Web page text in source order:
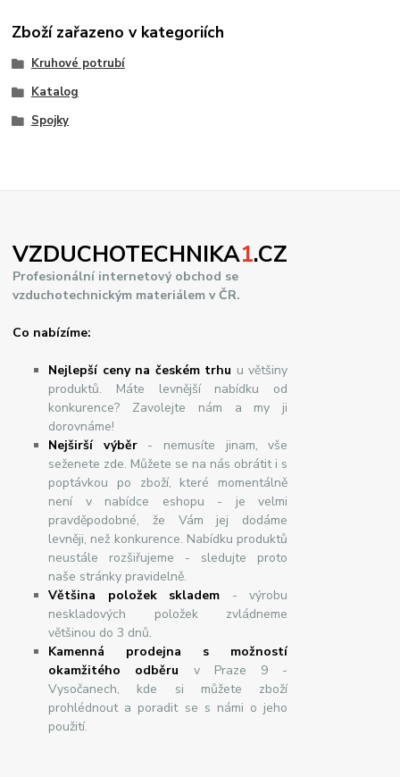
Zboží zařazeno v kategoriích
Kruhové potrubí
Katalog
Spojky
VZDUCHOTECHNIKA1.CZ
Profesionální internetový obchod se
vzduchotechnickým materiálem v ČR.
Co nabízíme:
Nejlepší ceny na českém trhu u většiny
produktů. Máte levnější nabídku od
konkurence? Zavolejte nám a my ji
dorovnáme!
Nejširšívýběr- nemusíte jinam, vše
seženete zde. Můžete se na nás obrátit i s
poptávkou po zboží, které momentálně
není v nabídce eshopu - je velmi
pravděpodobné, že Vám jej dodáme
levněji, než konkurence. Nabídku produktů
neustále rozšiřujeme - sledujte proto
naše stránky pravidelně.
Většina položek skladem - výrobu
neskladových položek zvládneme
většinou do 3 dnů.
Kamenná prodejna s možností
okamžitého odběru v Praze 9 -
Vysočanech, kde si můžete zboží
prohlédnout a poradit se s námi o jeho
použití.